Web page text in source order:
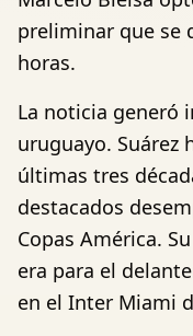
preliminar que se
horas.
La noticia generó
uruguayo. Suárez
últimas tres
destacados
Copas América.
era para el
en el Inter Miami